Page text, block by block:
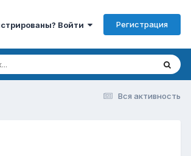
Войти Регистрация
Вся активность